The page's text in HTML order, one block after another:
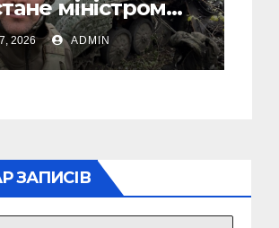
міністром
України, і
чому інакше
бути
2026 ADMIN
ЗАПИСІВ